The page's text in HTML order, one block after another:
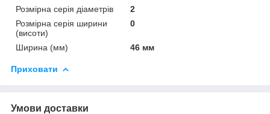
Розмірна серія діаметрів
2
Розмірна серія ширини
(висоти)
0
Ширина (мм) 46 мм
Приховати
Умови доставки